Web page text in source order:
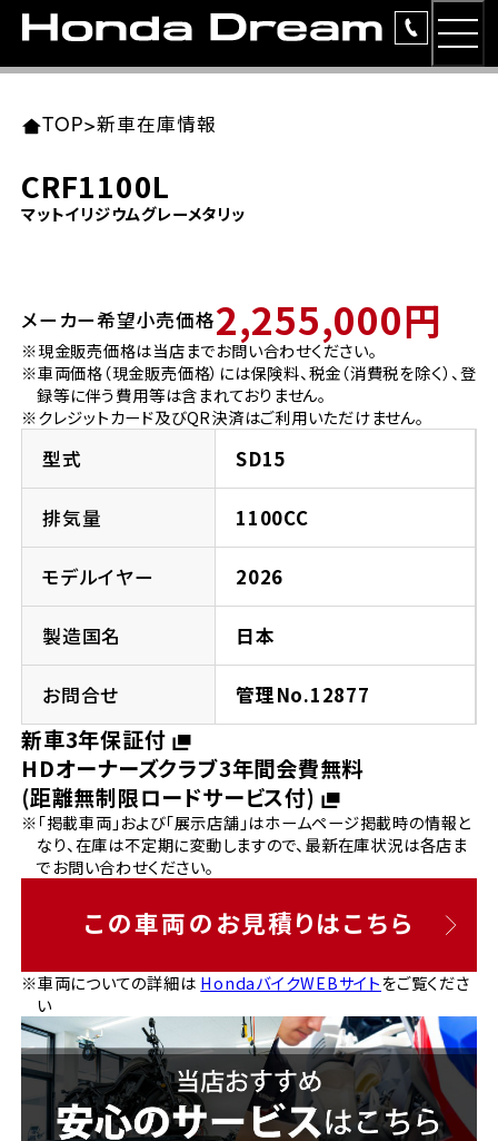
ラインアップ
レンタルバイク
洋用品
イベント
法人向けサービス
お問い合わせ
TOP>新車在庫情報
CRF1100L
マットイリジウムグレーメタリッ
メーカー希望小売価格2,255,000円
※現金販売価格は当店までお問い合わせください。
※車両価格（現金販売価格）には保険料、税金（消費税を除く）、登
録等に伴う費用等は含まれておりません。
※クレジットカード及びQR決済はご利用いただけません。
型式 SD15
排気量 1100CC
モデルイヤー 2026
製造国名 日本
お問合せ 管理No.12877
新車3年保証付
HDオーナーズクラブ3年間会費無料
(距離無制限ロードサービス付)
※「掲載車両」および「展示店舗」はホームページ掲載時の情報と
なり、在庫は不定期に変動しますので、最新在庫状況は各店ま
でお問い合わせください。
この車両のお見積りはこちら
※車両についての詳細は HondaバイクWEBサイトをご覧くださ
い
東北エリア 店舗一覧
岩手県
宮城県
ホンダドリーム 仙台泉
ホンダドリーム 宮城岩沼
福島県
ホンダドリーム 郡山
関東エリア 店舗一覧
東京都
ホンダドリーム 西東京
ホンダドリーム 練馬
ホンダドリーム 板橋
ホンダドリーム 葛飾
ホンダドリーム 大田
ホンダドリーム 立川
神奈川県
ホンダドリーム 磯子
ホンダドリーム 横浜都筑
ホンダドリーム 横浜緑
千葉県
中部エリア 店舗一覧
愛知県
ホンダドリーム 名古屋南
ホンダドリーム 小牧
ホンダドリーム 名古屋東
ホンダドリーム 一宮
ホンダドリーム 豊橋
ホンダドリーム 名古屋上小田井
岐阜県
ホンダドリーム 岐阜
近畿エリア 店舗一覧
大阪府
ホンダドリーム 箕面
ホンダドリーム 藤井寺
ホンダドリーム 東淀川
ホンダドリーム 豊中
京都府
ホンダドリーム 京都伏見
ホンダドリーム 京都北山
兵庫県
ホンダドリーム 神戸灘
ホンダドリーム 尼崎
ホンダドリーム 姫路
ホンダドリーム 西宮甲子園
中国・四国エリア 店舗一覧
岡山県
広島県
ホンダドリーム 広島
ホンダドリーム 福山
徳島県
ホンダドリーム 徳島
香川県
ホンダドリーム 高松
高知県
九州エリア 店舗一覧
福岡県
ホンダドリーム 福岡東
ホンダドリーム 久留米
ホンダドリーム 福岡春日
ホンダドリーム 福岡西
熊本県
ホンダドリーム 熊本